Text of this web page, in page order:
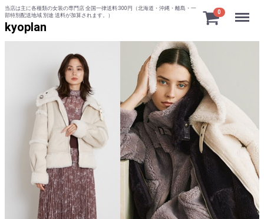
当店は主に各種類の女装の専門店 全国一律送料:300円（北海道・沖縄・離島・一
部特別配送地域 別途 送料が加算されます。）
kyoplan
0 Menu